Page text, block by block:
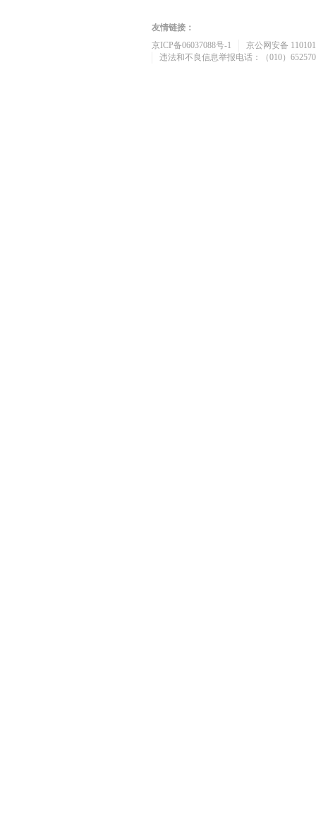
友情链接：
京ICP备06037088号-1
京公网安备
违法和不良信息举报电话：（010）